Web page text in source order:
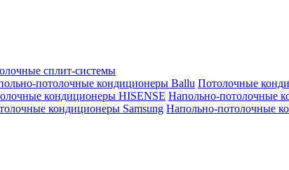
сплит-системы
потолочные кондиционеры Ballu Потолочные
кондиционеры HISENSE Напольно-потолочные
кондиционеры Samsung Напольно-потолочные